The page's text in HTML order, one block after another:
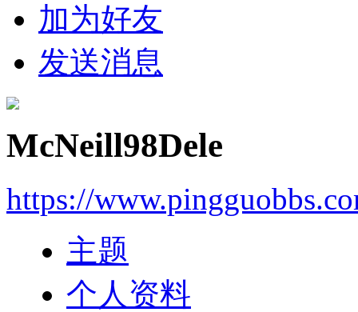
加为好友
发送消息
McNeill98Dele
https://
主题
个人资料